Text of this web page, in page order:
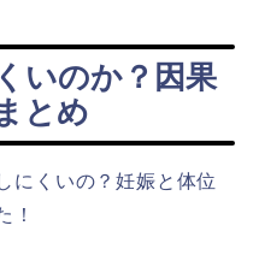
いのか？因果
とめ
にくいの？妊娠と体位
！